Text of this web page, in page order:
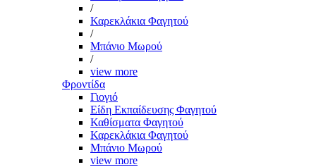
/
Καρεκλάκια Φαγητού
/
Μπάνιο Μωρού
/
view more
Φροντίδα
Γιογιό
Είδη Εκπαίδευσης Φαγητού
Καθίσματα Φαγητού
Καρεκλάκια Φαγητού
Μπάνιο Μωρού
view more